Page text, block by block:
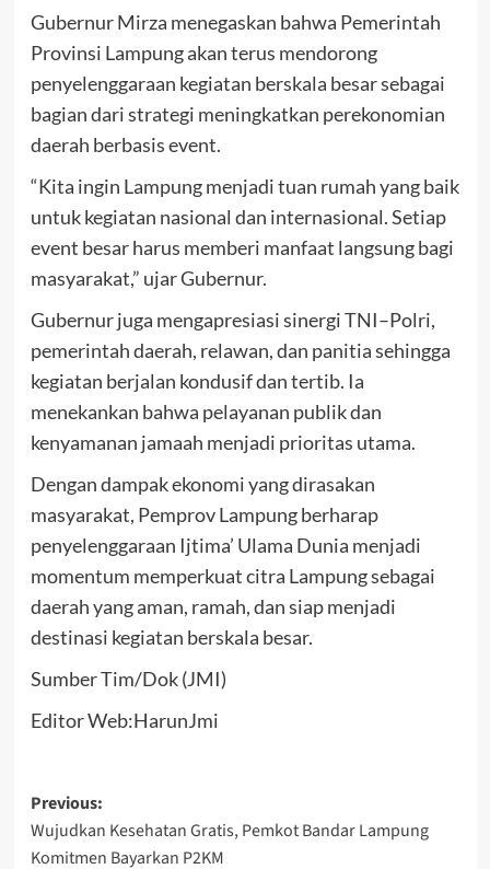
Gubernur Mirza menegaskan bahwa Pemerintah
Provinsi Lampung akan terus mendorong
penyelenggaraan kegiatan berskala besar sebagai
bagian dari strategi meningkatkan perekonomian
daerah berbasis event.
“Kita ingin Lampung menjadi tuan rumah yang baik
untuk kegiatan nasional dan internasional. Setiap
event besar harus memberi manfaat langsung bagi
masyarakat,” ujar Gubernur.
Gubernur juga mengapresiasi sinergi TNI–Polri,
pemerintah daerah, relawan, dan panitia sehingga
kegiatan berjalan kondusif dan tertib. Ia
menekankan bahwa pelayanan publik dan
kenyamanan jamaah menjadi prioritas utama.
Dengan dampak ekonomi yang dirasakan
masyarakat, Pemprov Lampung berharap
penyelenggaraan Ijtima’ Ulama Dunia menjadi
momentum memperkuat citra Lampung sebagai
daerah yang aman, ramah, dan siap menjadi
destinasi kegiatan berskala besar.
Sumber Tim/Dok (JMI)
Editor Web:HarunJmi
Post
navigation
Previous:
Wujudkan Kesehatan Gratis, Pemkot Bandar Lampung
Komitmen Bayarkan P2KM